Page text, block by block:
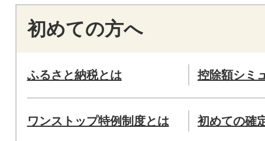
初めての方へ
ふるさと納税とは 控除額シミ
ワンストップ特例制度とは 初めての確